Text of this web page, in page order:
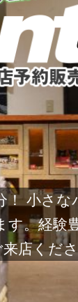
小さ
。経験
店くだ